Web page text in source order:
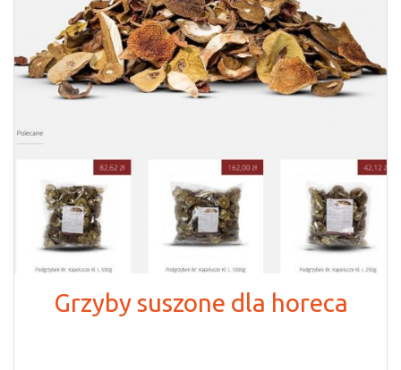
Grzyby suszone dla horeca